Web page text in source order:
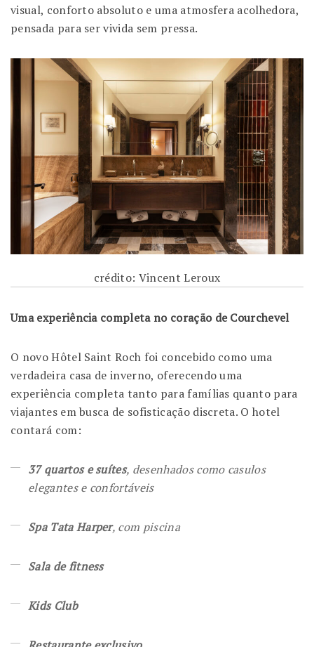
visual, conforto absoluto e uma atmosfera acolhedora,
pensada para ser vivida sem pressa.
crédito: Vincent Leroux
Uma experiência completa no coração de Courchevel
O novo Hôtel Saint Roch foi concebido como uma
verdadeira casa de inverno, oferecendo uma
experiência completa tanto para famílias quanto para
viajantes em busca de sofisticação discreta. O hotel
contará com:
37 quartos e suítes, desenhados como casulos
elegantes e confortáveis
Spa Tata Harper, com piscina
Sala de fitness
Kids Club